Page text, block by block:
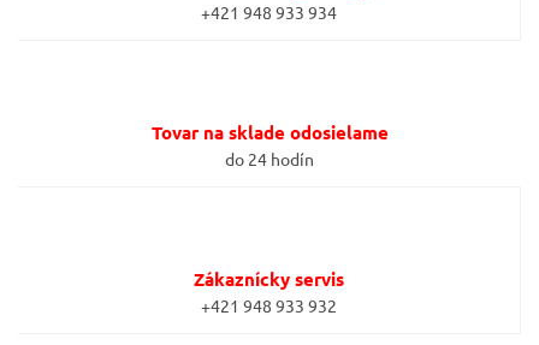
+421 948 933 934
Tovar na sklade odosielame
do 24 hodín
Zákaznícky servis
+421 948 933 932